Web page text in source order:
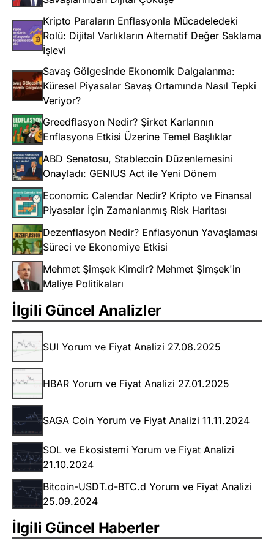
Kripto Paraların Enflasyonla Mücadeledeki
Rolü: Dijital Varlıkların Alternatif Değer Saklama
İşlevi
Savaş Gölgesinde Ekonomik Dalgalanma:
Küresel Piyasalar Savaş Ortamında Nasıl Tepki
Veriyor?
Greedflasyon Nedir? Şirket Karlarının
Enflasyona Etkisi Üzerine Temel Başlıklar
ABD Senatosu, Stablecoin Düzenlemesini
Onayladı: GENIUS Act ile Yeni Dönem
Economic Calendar Nedir? Kripto ve Finansal
Piyasalar İçin Zamanlanmış Risk Haritası
Dezenflasyon Nedir? Enflasyonun Yavaşlaması
Süreci ve Ekonomiye Etkisi
Mehmet Şimşek Kimdir? Mehmet Şimşek'in
Maliye Politikaları
İlgili Güncel Analizler
SUI Yorum ve Fiyat Analizi 27.08.2025
HBAR Yorum ve Fiyat Analizi 27.01.2025
SAGA Coin Yorum ve Fiyat Analizi 11.11.2024
SOL ve Ekosistemi Yorum ve Fiyat Analizi
21.10.2024
Bitcoin-USDT.d-BTC.d Yorum ve Fiyat Analizi
25.09.2024
İlgili Güncel Haberler